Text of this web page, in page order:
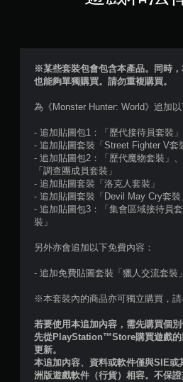
※某些套裝包會包含本產品。同時
也能夠單獨購買。請勿重複購買。
為《Monster Hunter: World》追加以
- 追加貼圖包1：「歷代接待員套裝」
- 追加貼圖套裝「Street Fighter V套
- 追加貼圖包2：「歷代魔物套裝」
「調查團成員套裝」
- 追加貼圖套裝「洛克人套裝」
- 追加貼圖套裝「Devil May Cry套裝
- 追加貼圖包3：「集會區域接待員
裝」
另外亦會追加以下免費內容：
- 追加免費貼圖套裝「獵人交流套裝」
※本套裝內的商品亦可獨立購買，請
若要使用本追加內容，需先購買個
先從PlayStation™Store購買遊戲的
更新。
本追加內容、資料或軟件僅與SIE或
洲版遊戲軟件（行貨）相容。不保